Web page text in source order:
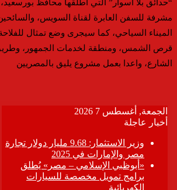
“حدائق بلا أسوار” التي أطلقها محافظ
مشرفة للسفن العابرة لقناة السويس،
الميناء السياحي، كما سيجرى وضع تمثال
قرص الشمس، ومنطقة لخدمات الجمهور،
الشارع، واعدا بعمل مشروع يليق بالمصريين